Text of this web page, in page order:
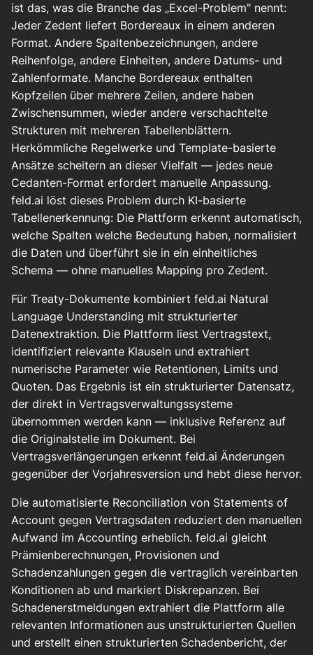
ist das, was die Branche das „Excel-Problem" nennt:
Jeder Zedent liefert Bordereaux in einem anderen
Format. Andere Spaltenbezeichnungen, andere
Reihenfolge, andere Einheiten, andere Datums- und
Zahlenformate. Manche Bordereaux enthalten
Kopfzeilen über mehrere Zeilen, andere haben
Zwischensummen, wieder andere verschachtelte
Strukturen mit mehreren Tabellenblättern.
Herkömmliche Regelwerke und Template-basierte
Ansätze scheitern an dieser Vielfalt — jedes neue
Cedanten-Format erfordert manuelle Anpassung.
feld.ai löst dieses Problem durch KI-basierte
Tabellenerkennung: Die Plattform erkennt automatisch,
welche Spalten welche Bedeutung haben, normalisiert
die Daten und überführt sie in ein einheitliches
Schema — ohne manuelles Mapping pro Zedent.
Für Treaty-Dokumente kombiniert feld.ai Natural
Language Understanding mit strukturierter
Datenextraktion. Die Plattform liest Vertragstext,
identifiziert relevante Klauseln und extrahiert
numerische Parameter wie Retentionen, Limits und
Quoten. Das Ergebnis ist ein strukturierter Datensatz,
der direkt in Vertragsverwaltungssysteme
übernommen werden kann — inklusive Referenz auf
die Originalstelle im Dokument. Bei
Vertragsverlängerungen erkennt feld.ai Änderungen
gegenüber der Vorjahresversion und hebt diese hervor.
Die automatisierte Reconciliation von Statements of
Account gegen Vertragsdaten reduziert den manuellen
Aufwand im Accounting erheblich. feld.ai gleicht
Prämienberechnungen, Provisionen und
Schadenzahlungen gegen die vertraglich vereinbarten
Konditionen ab und markiert Diskrepanzen. Bei
Schadenerstmeldungen extrahiert die Plattform alle
relevanten Informationen aus unstrukturierten Quellen
und erstellt einen strukturierten Schadenbericht, der